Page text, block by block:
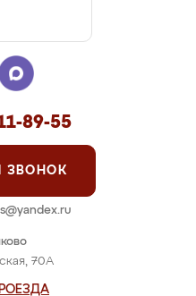
70А
89-55
ЗВОНОК